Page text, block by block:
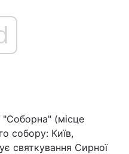
"Соборна" (місце
собору: Київ,
святкування Сирної